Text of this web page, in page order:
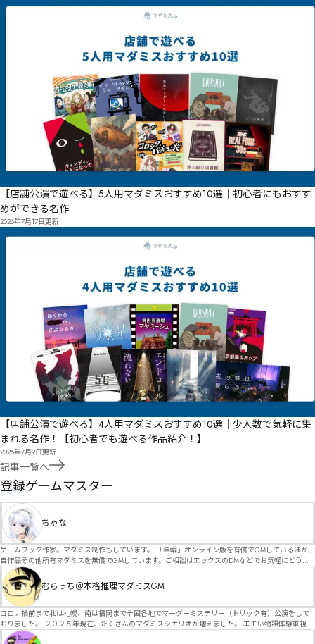
【店舗公演で遊べる】5人用マダミスおすすめ10選｜初心者にもおすす
めができる名作
2026年7月17日更新
【店舗公演で遊べる】4人用マダミスおすすめ10選｜少人数で気軽に集
まれる名作！【初心者でも遊べる作品紹介！】
2026年7月9日更新
記事一覧へ
GM
登録ゲームマスター
ちゃな
ゲームブック作家。マダミス制作もしています。 「年輪」オンライン版を有償でGMしているほか、
自作品その他所有マダミスを無償でGMしています。ご相談はエックスのDMなどでお気軽にどう
ぞ。
むらっち＠本格推理マダミスGM
コロナ禍前まで北は札幌、南は福岡まで全国各地でマーダーミステリー（トリック有）公演をして
おりました。 ２０２５年現在、たくさんのマダミスシナリオが増えました。 エモい物語体験重視の
シナリオがマダミス・マーダーミステリーというジャンル名でたくさんあるため、そのようなシナ